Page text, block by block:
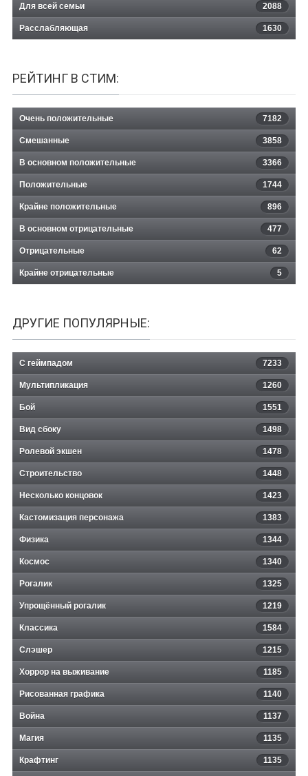
Для всей семьи 2088
Расслабляющая 1630
РЕЙТИНГ В СТИМ:
Очень положительные 7182
Смешанные 3858
В основном положительные 3366
Положительные 1744
Крайне положительные 896
В основном отрицательные 477
Отрицательные 62
Крайне отрицательные 5
ДРУГИЕ ПОПУЛЯРНЫЕ:
С геймпадом 7233
Мультипликация 1260
Бой 1551
Вид сбоку 1498
Ролевой экшен 1478
Строительство 1448
Несколько концовок 1423
Кастомизация персонажа 1383
Физика 1344
Космос 1340
Рогалик 1325
Упрощённый рогалик 1219
Классика 1584
Слэшер 1215
Хоррор на выживание 1185
Рисованная графика 1140
Война 1137
Магия 1135
Крафтинг 1135